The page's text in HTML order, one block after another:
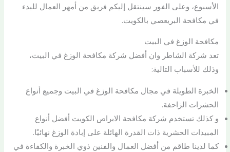
الأسبوع، وعلى الفور سينتقل إليكم فريق من أمهر العمال للبدء
في مكافحة البريعصي بالكويت.
مكافحة الوزغ في البيت
تعد شركة الشاطر وان أفضل شركة مكافحة الوزغ في البيت،
وذلك للأسباب التالية:
الخبرة الطويلة في مجال مكافحة الوزغ في البيت وجميع أنواع
الحشرات الزاحفة.
و كذلك تستخدم شركة مكافحة الابراص الكويت أفضل أنواع
المبيدات الحشرية ذات القدرة الهائلة على إبادة الوزغ نهائيًا.
كما لدينا طاقم من أفضل العمال والفنين ذوي الخبرة والكفاءة في